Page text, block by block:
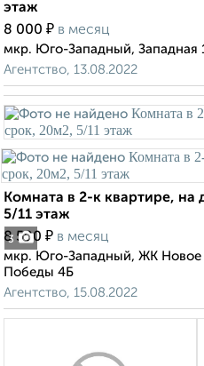
этаж
8 000 ₽ в месяц
мкр. Юго-Западный, Западная
Агентство, 13.08.2022
3
Комната в 2-к квартире, на
5/11 этаж
8 500 ₽ в месяц
мкр. Юго-Западный, ЖК Новое
Победы 4Б
Агентство, 15.08.2022